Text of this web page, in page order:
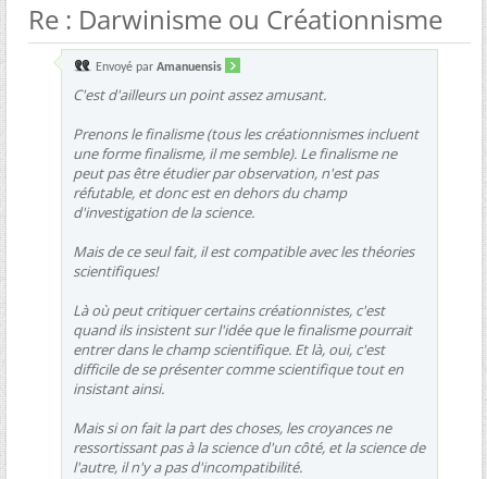
Re : Darwinisme ou Créationnisme
Envoyé par Amanuensis
C'est d'ailleurs un point assez amusant.
Prenons le finalisme (tous les créationnismes incluent
une forme finalisme, il me semble). Le finalisme ne
peut pas être étudier par observation, n'est pas
réfutable, et donc est en dehors du champ
d'investigation de la science.
Mais de ce seul fait, il est compatible avec les théories
scientifiques!
Là où peut critiquer certains créationnistes, c'est
quand ils insistent sur l'idée que le finalisme pourrait
entrer dans le champ scientifique. Et là, oui, c'est
difficile de se présenter comme scientifique tout en
insistant ainsi.
Mais si on fait la part des choses, les croyances ne
ressortissant pas à la science d'un côté, et la science de
l'autre, il n'y a pas d'incompatibilité.